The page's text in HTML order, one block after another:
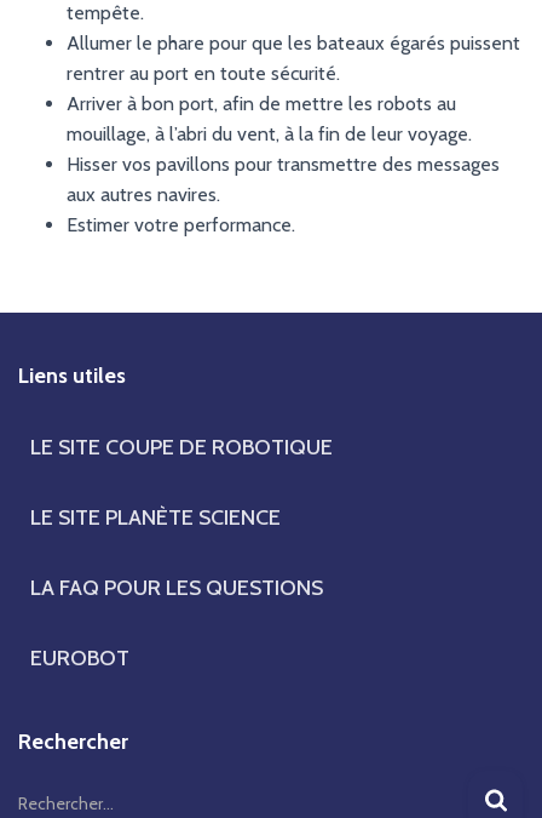
tempête.
Allumer le phare pour que les bateaux égarés puissent
rentrer au port en toute sécurité.
Arriver à bon port, afin de mettre les robots au
mouillage, à l’abri du vent, à la fin de leur voyage.
Hisser vos pavillons pour transmettre des messages
aux autres navires.
Estimer votre performance.
Liens utiles
LE SITE COUPE DE ROBOTIQUE
LE SITE PLANÈTE SCIENCE
LA FAQ POUR LES QUESTIONS
EUROBOT
Rechercher
R
Rechercher…